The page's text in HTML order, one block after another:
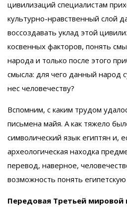
цивилизаций специалистам
культурно-нравственный слой
воссоздавать уклад этой
косвенных факторов, понять
народа и только после этого
смысла: для чего данный народ
нес человечеству?
Вспомним, с каким трудом
письмена майя. А как тяжело
символический язык египтян и,
археологическая находка
перевод, наверное,
возможность понять египетскую
Передовая Третьей мировой